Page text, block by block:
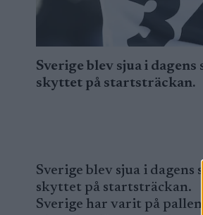
Sverige blev sjua i
skyttet på startsträckan.
Sverige blev sjua i
skyttet på startsträckan.
Sverige har varit på